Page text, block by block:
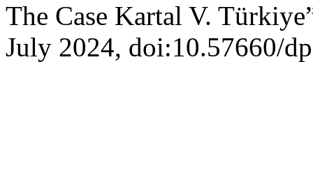
The Case Kartal V.
July 2024, doi:10.57660/